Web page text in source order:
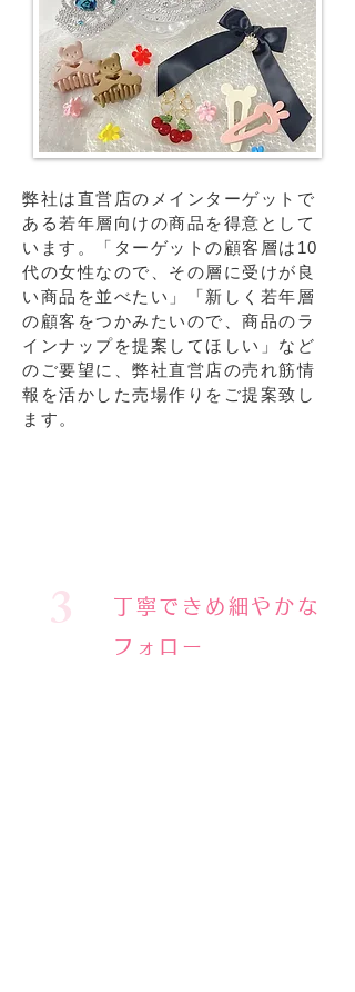
​弊社は直営店のメインターゲットで
ある若年層向けの商品を得意として
います。「ターゲットの顧客層は10
代の女性なので、その層に受けが良
い商品を並べたい」「新しく若年層
の顧客をつかみたいので、商品のラ
インナップを提案してほしい」など
のご要望に、弊社直営店の売れ筋情
報を活かした売場作りをご提案致し
ます。
3 丁寧で ​きめ細やかな
フォロー